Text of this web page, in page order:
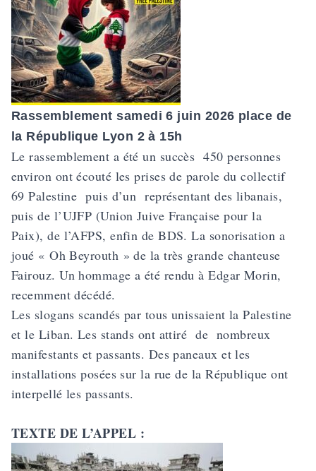
Rassemblement samedi 6 juin 2026 place de
la République Lyon 2 à 15h
Le rassemblement a été un succès 450 personnes
environ ont écouté les prises de parole du collectif
69 Palestine puis d’un représentant des libanais,
puis de l’UJFP (Union Juive Française pour la
Paix), de l’AFPS, enfin de BDS. La sonorisation a
joué « Oh Beyrouth » de la très grande chanteuse
Fairouz. Un hommage a été rendu à Edgar Morin,
recemment décédé.
Les slogans scandés par tous unissaient la Palestine
et le Liban. Les stands ont attiré de nombreux
manifestants et passants. Des paneaux et les
installations posées sur la rue de la République ont
interpellé les passants.
TEXTE DE L’APPEL :